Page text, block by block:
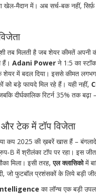
खेल‑मैदान में। अब सर्च‑बक नहीं,
तब मिलती है जब शेयर कीमतें अपनी
हैं। Adani Power ने 1:5 का
में बदल दिया। इससे कीमत
को बड़े फायदे मिल रहे हैं। यही नहीं,
दीर्घकालिक रिटर्न 35% तक
और टेक में टॉप विजेता
कप 2025 की ख़बरें खास हैं –
में श्रीलंका टॉप पर रहा। इस
मिला। इसी तरह,एल क्लासिकोमें
जो फुटबॉल प्रशंसकों के लिये बड़ी
का लॉन्च एक बड़ी